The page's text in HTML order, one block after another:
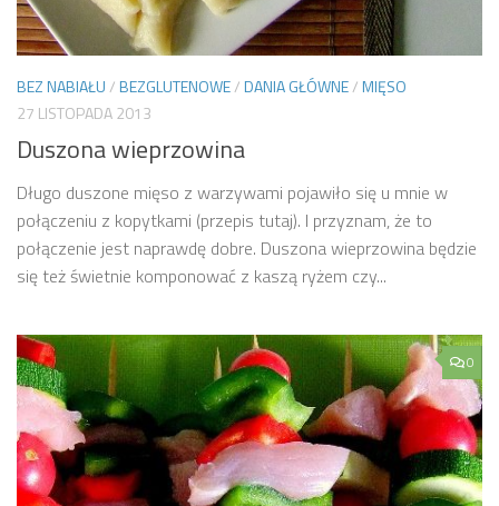
BEZ NABIAŁU/BEZGLUTENOWE/DANIA GŁÓWNE/MIĘSO
27 LISTOPADA 2013
Duszona wieprzowina
Długo duszone mięso z warzywami pojawiło się u mnie w
połączeniu z kopytkami (przepis tutaj). I przyznam, że to
połączenie jest naprawdę dobre. Duszona wieprzowina będzie
się też świetnie komponować z kaszą ryżem czy...
0